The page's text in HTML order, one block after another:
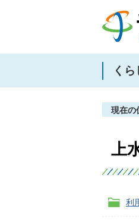
く
現在の
上
利